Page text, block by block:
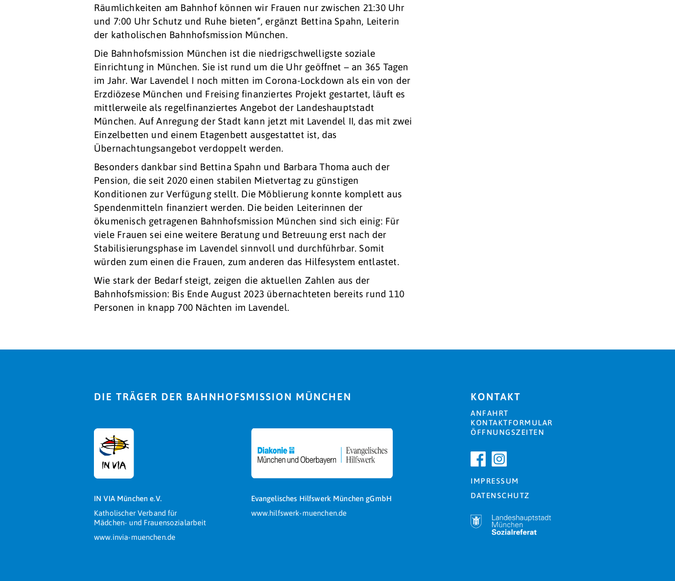
Räumlichkeiten am Bahnhof können wir Frauen nur zwischen 21:30 Uhr
und 7:00 Uhr Schutz und Ruhe bieten“, ergänzt Bettina Spahn, Leiterin
der katholischen Bahnhofsmission München.
Die Bahnhofsmission München ist die niedrigschwelligste soziale
Einrichtung in München. Sie ist rund um die Uhr geöffnet – an 365 Tagen
im Jahr. War Lavendel I noch mitten im Corona-Lockdown als ein von der
Erzdiözese München und Freising finanziertes Projekt gestartet, läuft es
mittlerweile als regelfinanziertes Angebot der Landeshauptstadt
München. Auf Anregung der Stadt kann jetzt mit Lavendel II, das mit zwei
Einzelbetten und einem Etagenbett ausgestattet ist, das
Übernachtungsangebot verdoppelt werden.
Besonders dankbar sind Bettina Spahn und Barbara Thoma auch der
Pension, die seit 2020 einen stabilen Mietvertag zu günstigen
Konditionen zur Verfügung stellt. Die Möblierung konnte komplett aus
Spendenmitteln finanziert werden. Die beiden Leiterinnen der
ökumenisch getragenen Bahnhofsmission München sind sich einig: Für
viele Frauen sei eine weitere Beratung und Betreuung erst nach der
Stabilisierungsphase im Lavendel sinnvoll und durchführbar. Somit
würden zum einen die Frauen, zum anderen das Hilfesystem entlastet.
Wie stark der Bedarf steigt, zeigen die aktuellen Zahlen aus der
Bahnhofsmission: Bis Ende August 2023 übernachteten bereits rund 110
Personen in knapp 700 Nächten im Lavendel.
DIE TRÄGER DER BAHNHOFSMISSION MÜNCHEN
IN VIA München e.V.
Katholischer Verband für
Mädchen- und Frauensozialarbeit
www.invia-muenchen.de
Evangelisches Hilfswerk München gGmbH
www.hilfswerk-muenchen.de
KONTAKT
ANFAHRT
KONTAKTFORMULAR
ÖFFNUNGSZEITEN
IMPRESSUM
DATENSCHUTZ